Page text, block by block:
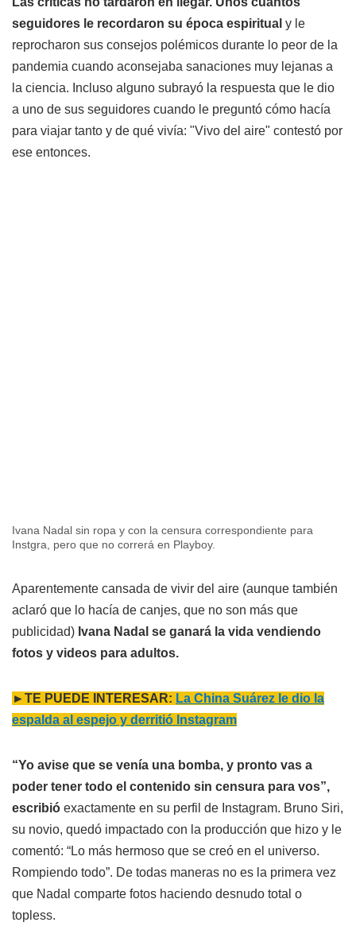
seguidores le recordaron su época espiritual y le
reprocharon sus consejos polémicos durante lo peor de la
pandemia cuando aconsejaba sanaciones muy lejanas a
la ciencia. Incluso alguno subrayó la respuesta que le dio
a uno de sus seguidores cuando le preguntó cómo hacía
para viajar tanto y de qué vivía: "Vivo del aire" contestó por
ese entonces.
Ivana Nadal sin ropa y con la censura correspondiente para
Instgra, pero que no correrá en Playboy.
Aparentemente cansada de vivir del aire (aunque también
aclaró que lo hacía de canjes, que no son más que
publicidad) Ivana Nadal se ganará la vida vendiendo
fotos y videos para adultos.
►TE PUEDE INTERESAR: La China Suárez le dio la
espalda al espejo y derritió Instagram
“Yo avise que se venía una bomba, y pronto vas a
poder tener todo el contenido sin censura para vos”,
escribió exactamente en su perfil de Instagram. Bruno Siri,
su novio, quedó impactado con la producción que hizo y le
comentó: “Lo más hermoso que se creó en el universo.
Rompiendo todo”. De todas maneras no es la primera vez
que Nadal comparte fotos haciendo desnudo total o
topless.